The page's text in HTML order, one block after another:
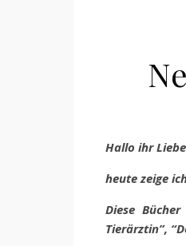
Hallo ihr
heute zeige
Diese
Tierärztin”,